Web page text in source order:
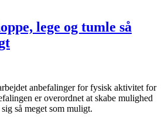
lege og tumle så
anbefalinger for fysisk aktivitet for
er overordnet at skabe mulighed
så meget som muligt.